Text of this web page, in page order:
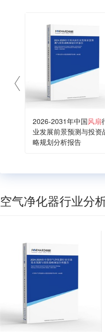
2026-2031年中国风扇
业发展前景预测与投资
略规划分析报告
空气净化器行业分